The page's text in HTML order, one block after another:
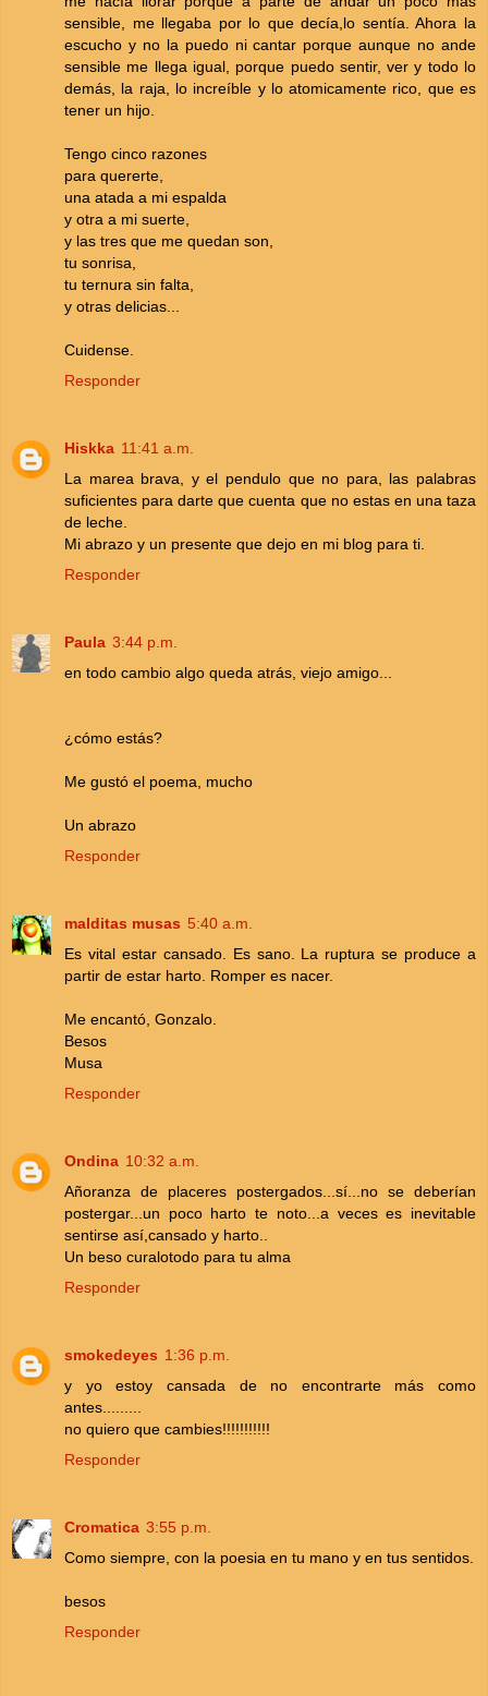
sensible, me llegaba por lo que decía,lo sentía. Ahora la
escucho y no la puedo ni cantar porque aunque no ande
sensible me llega igual, porque puedo sentir, ver y todo lo
demás, la raja, lo increíble y lo atomicamente rico, que es
tener un hijo.
Tengo cinco razones
para quererte,
una atada a mi espalda
y otra a mi suerte,
y las tres que me quedan son,
tu sonrisa,
tu ternura sin falta,
y otras delicias...
Cuidense.
Responder
Hiskka 11:41 a.m.
La marea brava, y el pendulo que no para, las palabras
suficientes para darte que cuenta que no estas en una taza
de leche.
Mi abrazo y un presente que dejo en mi blog para ti.
Responder
Paula 3:44 p.m.
en todo cambio algo queda atrás, viejo amigo...
¿cómo estás?
Me gustó el poema, mucho
Un abrazo
Responder
malditas musas 5:40 a.m.
Es vital estar cansado. Es sano. La ruptura se produce a
partir de estar harto. Romper es nacer.
Me encantó, Gonzalo.
Besos
Musa
Responder
Ondina 10:32 a.m.
Añoranza de placeres postergados...sí...no se deberían
postergar...un poco harto te noto...a veces es inevitable
sentirse así,cansado y harto..
Un beso curalotodo para tu alma
Responder
smokedeyes 1:36 p.m.
y yo estoy cansada de no encontrarte más como
antes.........
no quiero que cambies!!!!!!!!!!!
Responder
Cromatica 3:55 p.m.
Como siempre, con la poesia en tu mano y en tus sentidos.
besos
Responder